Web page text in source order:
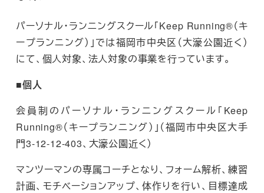
パーソナル・ランニングスクール「Keep Running®（キ
ープランニング）」では福岡市中央区（大濠公園近く）
にて、個人対象、法人対象の事業を行っています。
■個人
会員制のパーソナル・ランニングスクール「Keep
Running®（キープランニング）」（福岡市中央区大手
門3-12-12-403、大濠公園近く）
マンツーマンの専属コーチとなり、フォーム解析、練習
計画、モチベーションアップ、体作りを行い、目標達成